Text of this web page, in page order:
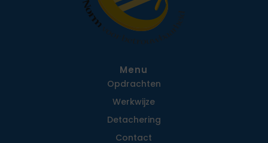
Menu
Opdrachten
Werkwijze
Detachering
Contact